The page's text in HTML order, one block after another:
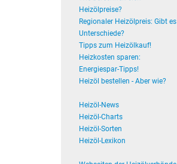
Heizölpreise?
Regionaler Heizölpreis: Gibt es
Unterschiede?
Tipps zum Heizölkauf!
Heizkosten sparen:
Energiespar-Tipps!
Heizöl bestellen - Aber wie?
Heizöl-News
Heizöl-Charts
Heizöl-Sorten
Heizöl-Lexikon